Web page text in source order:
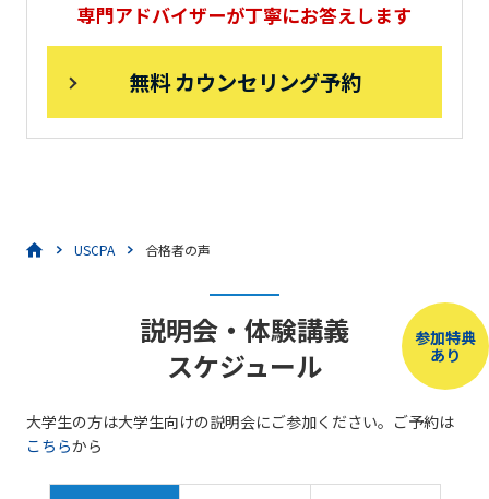
専門アドバイザーが丁寧にお答えします
無料 カウンセリング予約
USCPA 合格者の声
参加特典
あり
説明会・体験講義
スケジュール
大学生の方は大学生向けの説明会にご参加ください。ご予約は
こちらから